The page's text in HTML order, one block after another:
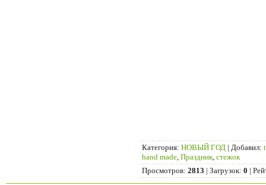
Категория: НОВЫЙ ГОД | Добавил:
hand made Праздник стежок
Просмотров: 2813 | Загрузок: 0 |